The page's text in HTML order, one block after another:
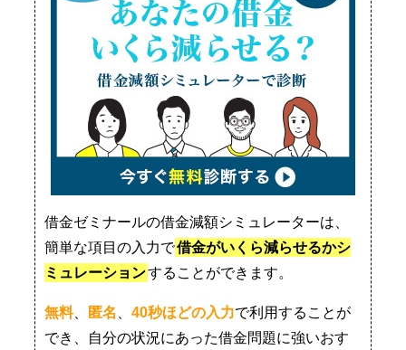
借金ゼミナールの借金減額シミュレーターは、
簡単な項目の入力で借金がいくら減らせるかシ
ミュレーションすることができます。
無料、 匿名 、40秒ほどの入力で利用することが
でき、自分の状況にあった借金問題に強いおす